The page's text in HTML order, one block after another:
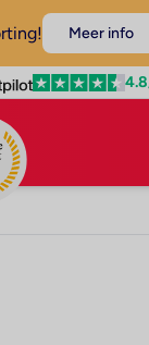
Meer info
4.8